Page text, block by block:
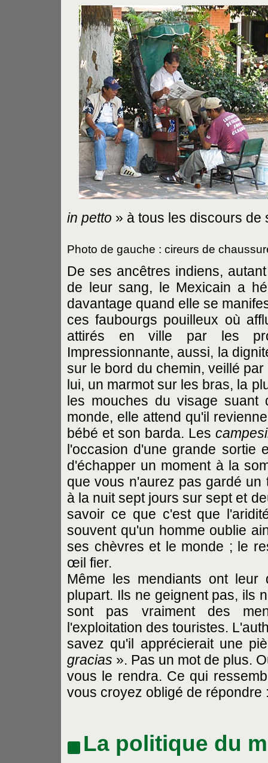
in petto » à tous les discours
Photo de gauche : cireurs de
De ses ancêtres indiens,
de leur sang, le Mexicain a
davantage quand elle se
ces faubourgs pouilleux où
attirés en ville par les
Impressionnante, aussi, la
sur le bord du chemin, veillé
lui, un marmot sur les bras, la
les mouches du visage
monde, elle attend qu'il
bébé et son barda. Les
l'occasion d'une grande sortie
d'échapper un moment à la
que vous n'aurez pas gardé
à la nuit sept jours sur sept et
savoir ce que c'est que
souvent qu'un homme oublie
ses chèvres et le monde ; le
œil fier.
Même les mendiants ont
plupart. Ils ne geignent pas, ils
sont pas vraiment des
l'exploitation des touristes.
savez qu'il apprécierait une
gracias ». Pas un mot de plus.
vous le rendra. Ce qui
vous croyez obligé de répondre
La politique du